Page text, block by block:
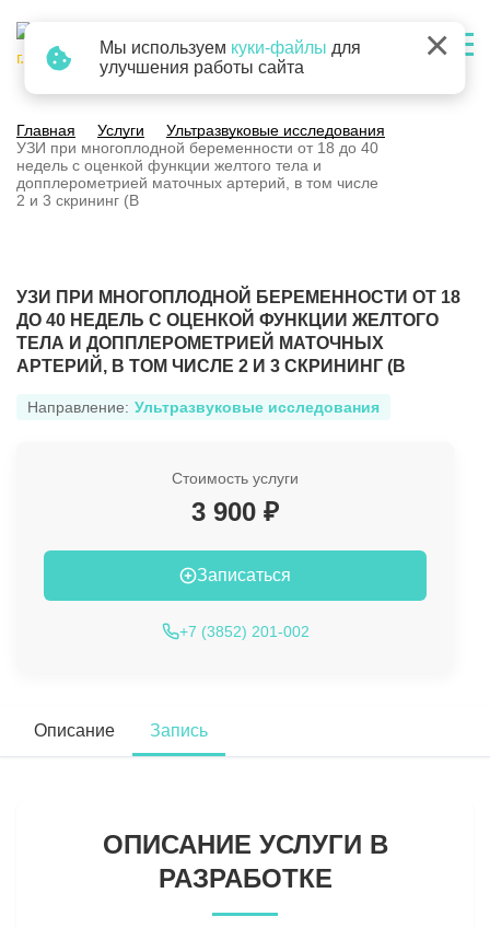
г. Барнаул
Главная Услуги
Ультразвуковые исследования
УЗИ при многоплодной беременности от 18 до 40
недель с оценкой функции желтого тела и
допплерометрией маточных артерий, в том числе
2 и 3 скрининг (B
УЗИ ПРИ МНОГОПЛОДНОЙ БЕРЕМЕННОСТИ ОТ 18
ДО 40 НЕДЕЛЬ С ОЦЕНКОЙ ФУНКЦИИ ЖЕЛТОГО
ТЕЛА И ДОППЛЕРОМЕТРИЕЙ МАТОЧНЫХ
АРТЕРИЙ, В ТОМ ЧИСЛЕ 2 И 3 СКРИНИНГ (B
Направление: Ультразвуковые исследования
Стоимость услуги
3 900 ₽
Записаться
+7 (3852) 201-002
Описание Запись
ОПИСАНИЕ УСЛУГИ В
РАЗРАБОТКЕ
Мы используем куки-файлы для
улучшения работы сайта
×